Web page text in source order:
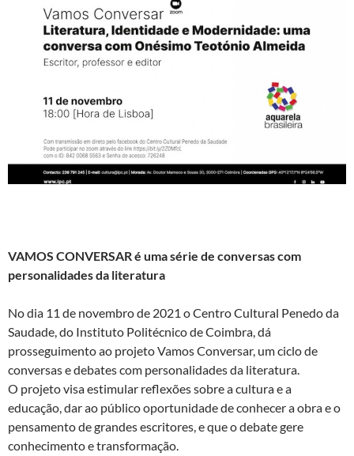
VAMOS CONVERSAR é uma série de conversas com
personalidades da literatura
No dia 11 de novembro de 2021 o Centro Cultural Penedo da
Saudade, do Instituto Politécnico de Coimbra, dá
prosseguimento ao projeto Vamos Conversar, um ciclo de
conversas e debates com personalidades da literatura.
O projeto visa estimular reflexões sobre a cultura e a
educação, dar ao público oportunidade de conhecer a obra e o
pensamento de grandes escritores, e que o debate gere
conhecimento e transformação.